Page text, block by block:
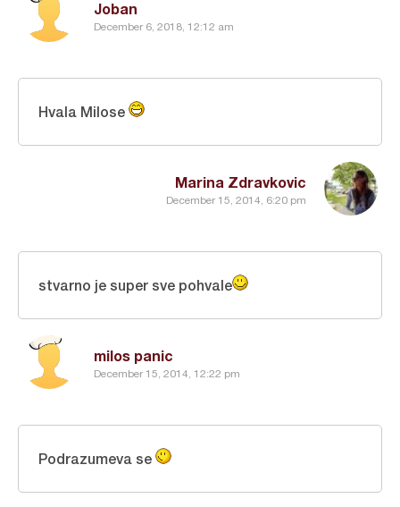
Joban
December 6, 2018, 12:12 am
Marina Zdravkovic
December 15, 2014, 6:20 pm
Hvala Milose
milos panic
December 15, 2014, 12:22 pm
stvarno je super sve pohvale
Podrazumeva se